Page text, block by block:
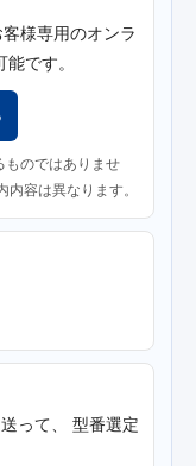
様専用のオンラ
です。
のではありませ
容は異なります。
って、 型番選定